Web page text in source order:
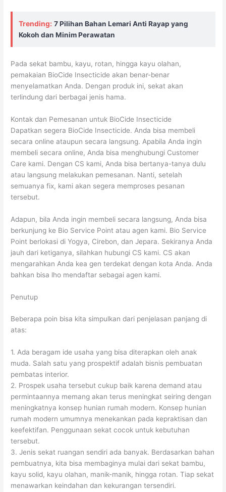
Trending: 7 Pilihan Bahan Lemari Anti Rayap yang
Kokoh dan Minim Perawatan
Pada sekat bambu, kayu, rotan, hingga kayu olahan,
pemakaian BioCide Insecticide akan benar-benar
menyelamatkan Anda. Dengan produk ini, sekat akan
terlindung dari berbagai jenis hama.
Kontak dan Pemesanan untuk BioCide Insecticide
Dapatkan segera BioCide Insecticide. Anda bisa membeli
secara online ataupun secara langsung. Apabila Anda ingin
membeli secara online, Anda bisa menghubungi Customer
Care kami. Dengan CS kami, Anda bisa bertanya-tanya dulu
atau langsung melakukan pemesanan. Nanti, setelah
semuanya fix, kami akan segera memproses pesanan
tersebut.
Adapun, bila Anda ingin membeli secara langsung, Anda bisa
berkunjung ke Bio Service Point atau agen kami. Bio Service
Point berlokasi di Yogya, Cirebon, dan Jepara. Sekiranya Anda
jauh dari ketiganya, silahkan hubungi CS kami. CS akan
mengarahkan Anda kea gen terdekat dengan kota Anda. Anda
bahkan bisa lho mendaftar sebagai agen kami.
Penutup
Beberapa poin bisa kita simpulkan dari penjelasan panjang di
atas:
1. Ada beragam ide usaha yang bisa diterapkan oleh anak
muda. Salah satu yang prospektif adalah bisnis pembuatan
pembatas interior.
2. Prospek usaha tersebut cukup baik karena demand atau
permintaannya memang akan terus meningkat seiring dengan
meningkatnya konsep hunian rumah modern. Konsep hunian
rumah modern umumnya menekankan pada kepraktisan dan
keefektifan. Penggunaan sekat cocok untuk kebutuhan
tersebut.
3. Jenis sekat ruangan sendiri ada banyak. Berdasarkan bahan
pembuatnya, kita bisa membaginya mulai dari sekat bambu,
kayu solid, kayu olahan, manik-manik, hingga rotan. Tiap sekat
menawarkan keindahan dan kekurangan tersendiri.